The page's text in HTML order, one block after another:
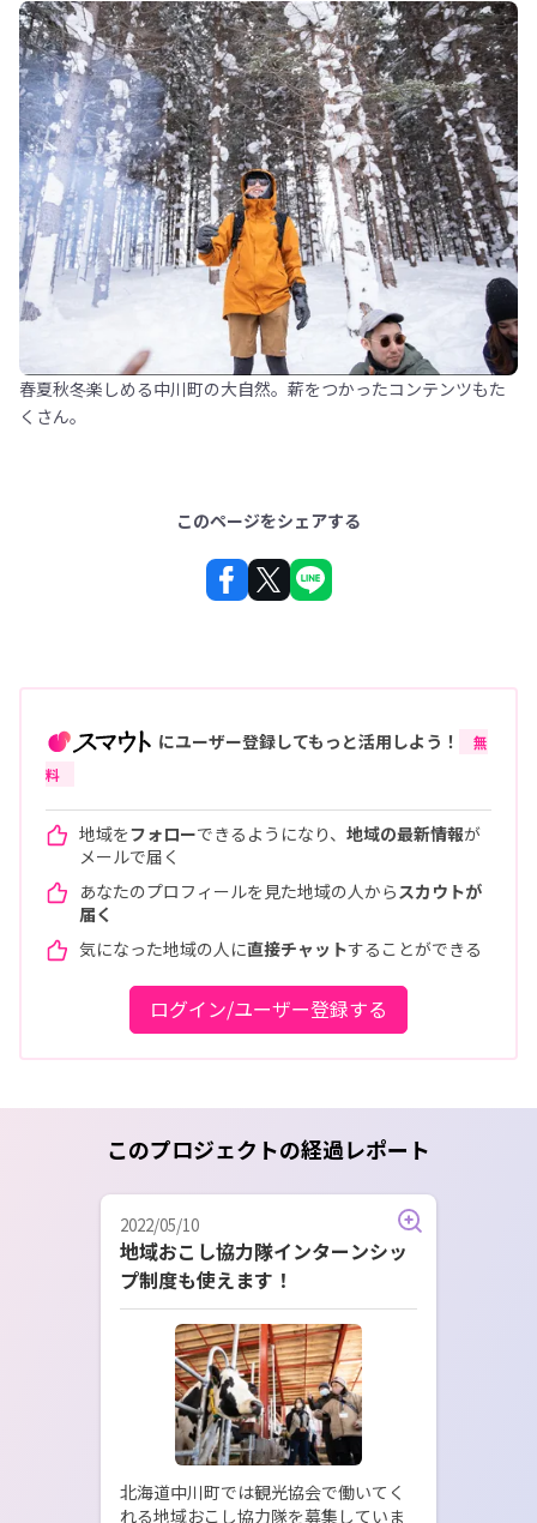
春夏秋冬楽しめる中川町の大自然。薪をつかったコンテンツもた
くさん。
このページをシェアする
にユーザー登録してもっと活用しよう！
無
料
地域をフォローできるようになり、 地域の最新情報が
メールで届く
あなたのプロフィールを見た地域の人から スカウトが
届く
気になった地域の人に直接チャットすることができる
ログイン/ユーザー登録する
このプロジェクトの経過レポート
2022/05/10
地域おこし協力隊インターンシッ
プ制度も使えます！
北海道中川町では観光協会で働いてく
れる地域おこし協力隊を募集していま